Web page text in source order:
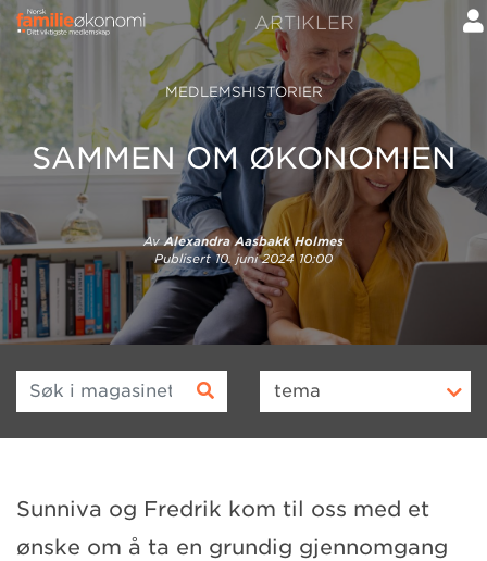
ARTIKLER
MEDLEMSHISTORIER
SAMMEN OM ØKONOMIEN
Av Alexandra Aasbakk Holmes
Publisert10. juni 2024 10:00
Søk i magasinet tema
Sunniva og Fredrik kom til oss med et
ønske om å ta en grundig gjennomgang